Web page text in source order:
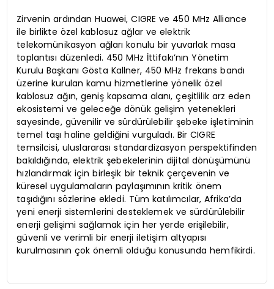
Zirvenin ardından Huawei, CIGRE ve 450 MHz Alliance
ile birlikte özel kablosuz ağlar ve elektrik
telekomünikasyon ağları konulu bir yuvarlak masa
toplantısı düzenledi. 450 MHz İttifakı’nın Yönetim
Kurulu Başkanı Gösta Kallner, 450 MHz frekans bandı
üzerine kurulan kamu hizmetlerine yönelik özel
kablosuz ağın, geniş kapsama alanı, çeşitlilik arz eden
ekosistemi ve geleceğe dönük gelişim yetenekleri
sayesinde, güvenilir ve sürdürülebilir şebeke işletiminin
temel taşı haline geldiğini vurguladı. Bir CIGRE
temsilcisi, uluslararası standardizasyon perspektifinden
bakıldığında, elektrik şebekelerinin dijital dönüşümünü
hızlandırmak için birleşik bir teknik çerçevenin ve
küresel uygulamaların paylaşımının kritik önem
taşıdığını sözlerine ekledi. Tüm katılımcılar, Afrika’da
yeni enerji sistemlerini desteklemek ve sürdürülebilir
enerji gelişimi sağlamak için her yerde erişilebilir,
güvenli ve verimli bir enerji iletişim altyapısı
kurulmasının çok önemli olduğu konusunda hemfikirdi.